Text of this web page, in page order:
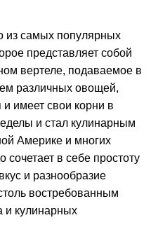
из самых популярных
представляет собой
вертеле, подаваемое в
различных овощей,
имеет свои корни в
и стал кулинарным
Америке и многих
сочетает в себе простоту
и разнообразие
востребованным
и кулинарных